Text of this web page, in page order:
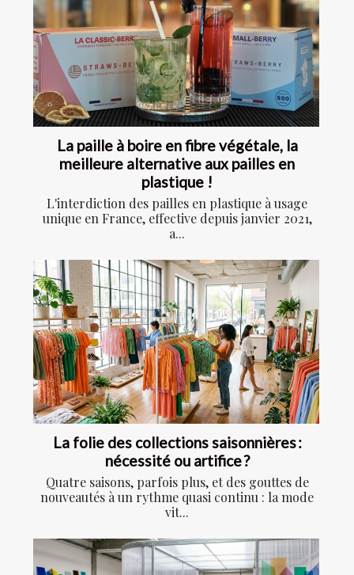
La paille à boire en fibre végétale, la
meilleure alternative aux pailles en
plastique !
L'interdiction des pailles en plastique à usage
unique en France, effective depuis janvier 2021,
a...
La folie des collections saisonnières :
nécessité ou artifice ?
Quatre saisons, parfois plus, et des gouttes de
nouveautés à un rythme quasi continu : la mode
vit...